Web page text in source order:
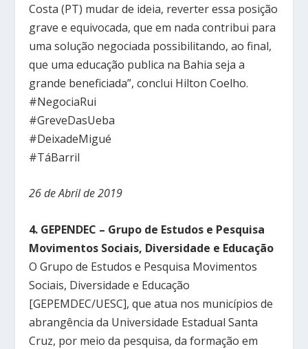
Costa (PT) mudar de ideia, reverter essa posição
grave e equivocada, que em nada contribui para
uma solução negociada possibilitando, ao final,
que uma educação publica na Bahia seja a
grande beneficiada”, conclui Hilton Coelho.
#NegociaRui
#GreveDasUeba
#DeixadeMigué
#TáBarril
26 de Abril de 2019
4. GEPENDEC – Grupo de Estudos e Pesquisa
Movimentos Sociais, Diversidade e Educação
O Grupo de Estudos e Pesquisa Movimentos
Sociais, Diversidade e Educação
[GEPEMDEC/UESC], que atua nos municípios de
abrangência da Universidade Estadual Santa
Cruz, por meio da pesquisa, da formação em